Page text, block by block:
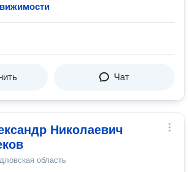
Чат
Николаевич
область